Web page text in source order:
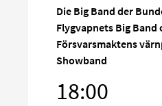
Die Big Band der
Flygvapnets Big Band
Försvarsmaktens
Showband
18:00